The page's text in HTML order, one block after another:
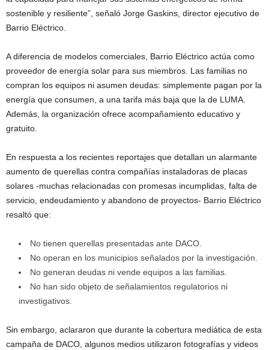
sostenible y resiliente”, señaló Jorge Gaskins, director ejecutivo de
Barrio Eléctrico.
A diferencia de modelos comerciales, Barrio Eléctrico actúa como
proveedor de energía solar para sus miembros. Las familias no
compran los equipos ni asumen deudas: simplemente pagan por la
energía que consumen, a una tarifa más baja que la de LUMA.
Además, la organización ofrece acompañamiento educativo y
gratuito.
En respuesta a los recientes reportajes que detallan un alarmante
aumento de querellas contra compañías instaladoras de placas
solares -muchas relacionadas con promesas incumplidas, falta de
servicio, endeudamiento y abandono de proyectos- Barrio Eléctrico
resaltó que:
No tienen querellas presentadas ante DACO.
No operan en los municipios señalados por la investigación.
No generan deudas ni vende equipos a las familias.
No han sido objeto de señalamientos regulatorios ni
investigativos.
Sin embargo, aclararon que durante la cobertura mediática de esta
campaña de DACO, algunos medios utilizaron fotografías y videos